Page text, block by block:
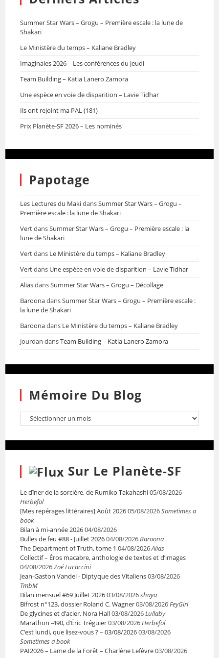
Summer Star Wars – Grogu – Première escale : la lune de
Shakari
Le Ministère du temps – Kaliane Bradley
Imaginales 2026 – Les conférences du jeudi
Team Building – Katia Lanero Zamora
Une espèce en voie de disparition – Lavie Tidhar
Ils ont rejoint ma PAL (181)
Prix Planète-SF 2026 – Les nominés
Papotage
Les Lectures du MakidansSummer Star Wars – Grogu –
Première escale : la lune de Shakari
VertdansSummer Star Wars – Grogu – Première escale : la
lune de Shakari
Vertdans Le Ministère du temps – Kaliane Bradley
Vertdans Une espèce en voie de disparition – Lavie Tidhar
AliasdansSummer Star Wars – Grogu – Décollage
BaroonadansSummer Star Wars – Grogu – Première escale :
la lune de Shakari
Baroonadans Le Ministère du temps – Kaliane Bradley
Jourdan dansTeam Building – Katia Lanero Zamora
Mémoire Du Blog
Sur Le Planète-SF
Le dîner de la sorcière, de Rumiko Takahashi05/08/2026
Herbefol
[Mes repérages littéraires] Août 202605/08/2026Sometimes a
book
Bilan à mi-année 202604/08/2026
Bulles de feu #88 - Juillet 202604/08/2026Baroona
The Department of Truth, tome 1 04/08/2026Alias
Collectif – Éros macabre, anthologie de textes et d’images
04/08/2026Zoé Lucaccini
Jean-Gaston Vandel - Diptyque des Vitaliens03/08/2026
TmbM
Bilan mensuel #69 Juillet 202603/08/2026shaya
Bifrost n°123, dossier Roland C. Wagner03/08/2026FeyGirl
De glycines et d’acier, Nora Hall03/08/2026Lullaby
Marathon -490, d’Éric Tréguier03/08/2026Herbefol
C’est lundi, que lisez-vous ? – 03/08/202603/08/2026
Sometimes a book
PAI2026 – Lame de la Forêt – Charlène Lefèvre03/08/2026